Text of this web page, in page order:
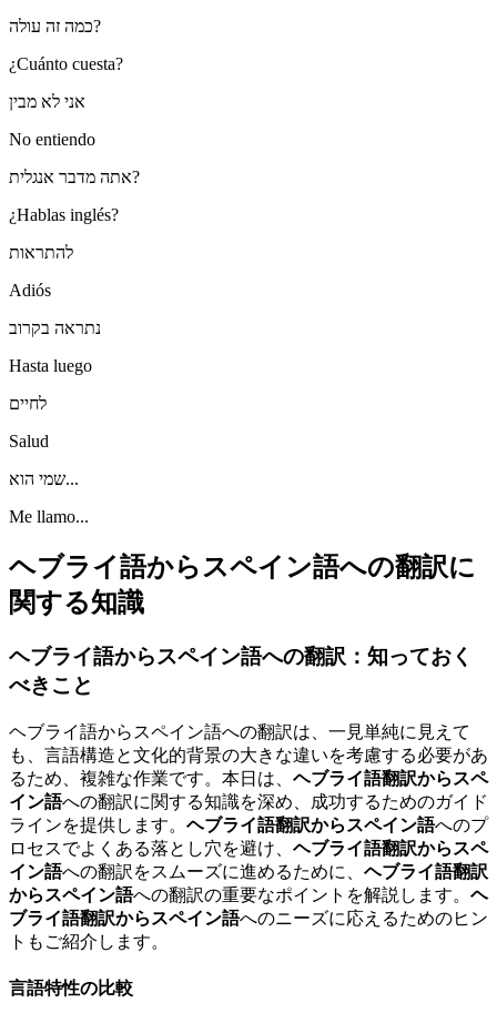
כמה זה עולה?
¿Cuánto cuesta?
אני לא מבין
No entiendo
אתה מדבר אנגלית?
¿Hablas inglés?
להתראות
Adiós
נתראה בקרוב
Hasta luego
לחיים
Salud
שמי הוא...
Me llamo...
ヘブライ語からスペイン語への翻訳に
関する知識
ヘブライ語からスペイン語への翻訳：知っておく
べきこと
ヘブライ語からスペイン語への翻訳は、一見単純に見えて
も、言語構造と文化的背景の大きな違いを考慮する必要があ
るため、複雑な作業です。本日は、 ヘブライ語翻訳からスペ
イン語への翻訳に関する知識を深め、成功するためのガイド
ラインを提供します。 ヘブライ語翻訳からスペイン語へのプ
ロセスでよくある落とし穴を避け、 ヘブライ語翻訳からスペ
イン語への翻訳をスムーズに進めるために、 ヘブライ語翻訳
からスペイン語への翻訳の重要なポイントを解説します。 ヘ
ブライ語翻訳からスペイン語へのニーズに応えるためのヒン
トもご紹介します。
言語特性の比較